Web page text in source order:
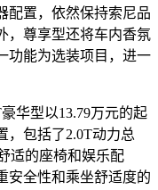
配置，依然保持索尼品
，尊享型还将车内香氛
功能为选装项目，进一
华型以13.79万元的起
，包括了2.0T动力总
适的座椅和娱乐配
安全性和乘坐舒适度的